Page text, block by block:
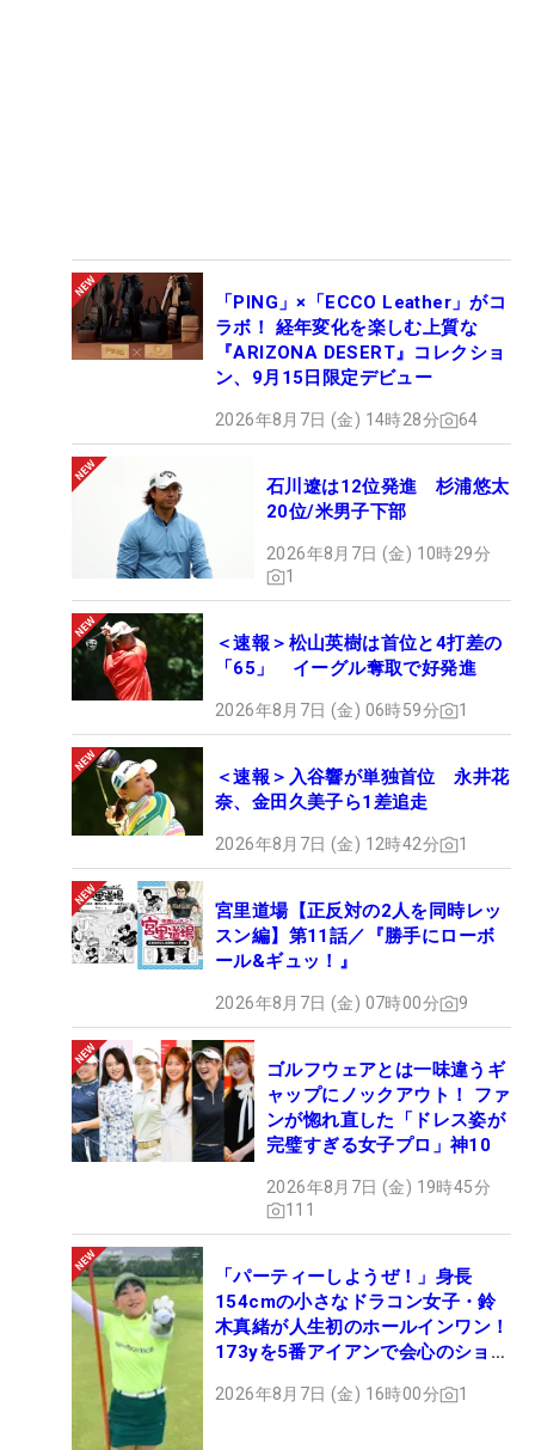
「PING」×「ECCO Leather」がコ
ラボ！ 経年変化を楽しむ上質な
『ARIZONA DESERT』コレクショ
ン、9月15日限定デビュー
2026年8月7日 (金) 14時28分 64
石川遼は12位発進 杉浦悠太
20位/米男子下部
2026年8月7日 (金) 10時29分
1
＜速報＞松山英樹は首位と4打差の
「65」 イーグル奪取で好発進
2026年8月7日 (金) 06時59分 1
＜速報＞入谷響が単独首位 永井花
奈、金田久美子ら1差追走
2026年8月7日 (金) 12時42分 1
宮里道場【正反対の2人を同時レッ
スン編】第11話／『勝手にローボ
ール&ギュッ！』
2026年8月7日 (金) 07時00分 9
ゴルフウェアとは一味違うギ
ャップにノックアウト！ ファ
ンが惚れ直した「ドレス姿が
完璧すぎる女子プロ」神10
2026年8月7日 (金) 19時45分
111
「パーティーしようぜ！」身長
154cmの小さなドラコン女子・鈴
木真緒が人生初のホールインワン！
173yを5番アイアンで会心のショッ
2026年8月7日 (金) 16時00分 1